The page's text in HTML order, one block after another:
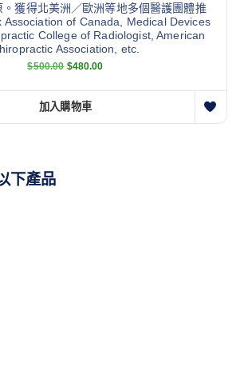
。獲得北美洲／歐洲等地多個醫護團體推
Association of Canada, Medical Devices
College of Radiologist, American
Association, etc.
$500.00 $480.00
加入購物車
下產品